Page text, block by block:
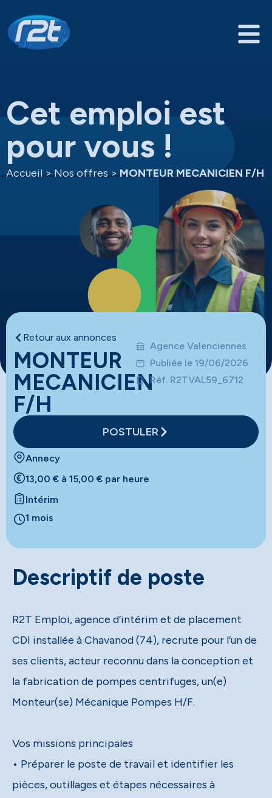
Cet emploi est
pour vous !
Accueil > Nos offres > MONTEUR MECANICIEN F/H
Retour aux annonces
MONTEUR
MECANICIEN
F/H
Agence Valenciennes
Publiée le 19/06/2026
Réf. R2TVAL59_6712
POSTULER
Annecy
13,00 € à 15,00 € par heure
Intérim
1 mois
Descriptif de poste
R2T Emploi, agence d’intérim et de placement
CDI installée à Chavanod (74), recrute pour l’un de
ses clients, acteur reconnu dans la conception et
la fabrication de pompes centrifuges, un(e)
Monteur(se) Mécanique Pompes H/F.
Vos missions principales
• Préparer le poste de travail et identifier les
pièces, outillages et étapes nécessaires à